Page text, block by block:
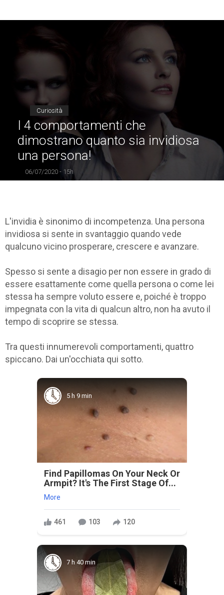
Curiosità
I 4 comportamenti che
dimostrano quanto sia invidiosa
una persona!
06/07/2020 - 15h
L'invidia è sinonimo di incompetenza. Una persona
invidiosa si sente in svantaggio quando vede
qualcuno vicino prosperare, crescere e avanzare.
Spesso si sente a disagio per non essere in grado di
essere esattamente come quella persona o come lei
stessa ha sempre voluto essere e, poiché è troppo
impegnata con la vita di qualcun altro, non ha avuto il
tempo di scoprire se stessa.
Tra questi innumerevoli comportamenti, quattro
spiccano. Dai un'occhiata qui sotto.
5 h 9 min
Find Papillomas On Your Neck Or
Armpit? It's The First Stage Of...
More
461 103 120
7 h 40 min